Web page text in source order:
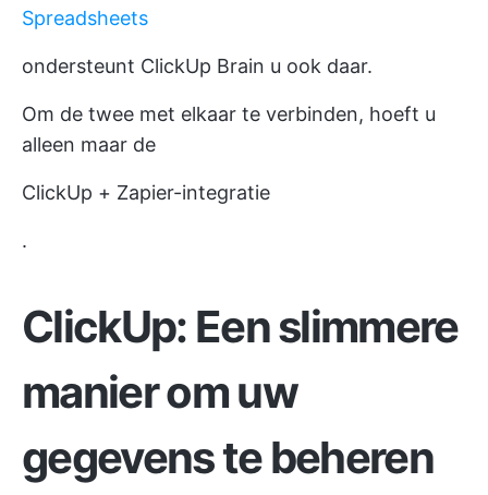
Spreadsheets
ondersteunt ClickUp Brain u ook daar.
Om de twee met elkaar te verbinden, hoeft u
alleen maar de
ClickUp + Zapier-integratie
.
ClickUp: Een slimmere
manier om uw
gegevens te beheren